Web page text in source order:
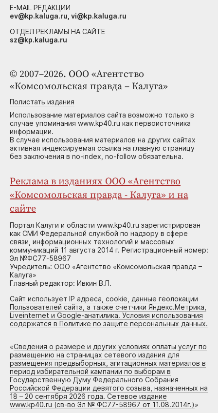
© 2007–2026. ООО «Агентство
«Комсомольская правда – Калуга»
Полистать издания
Использование материалов сайта возможно только в
случае упоминания www.kp40.ru как первоисточника
информации.
В случае использования материалов на других сайтах
активная индексируемая ссылка на главную страницу
без заключения в no-index, no-follow обязательна.
Реклама в изданиях ООО «Агентство
«Комсомольская правда - Калуга» и на
сайте
Портал Калуги и области www.kp40.ru зарегистрирован
как СМИ Федеральной службой по надзору в сфере
связи, информационных технологий и массовых
коммуникаций 11 августа 2014 г. Регистрационный номер:
Эл №ФС77-58967
Учредитель: ООО «Агентство «Комсомольская правда –
Калуга»
Главный редактор: Ивкин В.П.
Сайт использует IP адреса, cookie, данные геолокации
Пользователей сайта, а также счетчики Яндекс.Метрика,
Liveinternet и Google-анатилика. Условия использования
содержатся в Политике по защите персональных данных.
«Сведения о размере и других условиях оплаты услуг по
размещению на страницах сетевого издания для
размещения предвыборных, агитационных материалов в
период избирательной кампании по выборам в
Государственную Думу Федерального Собрания
Российской Федерации девятого созыва, назначенных на
18 – 20 сентября 2026 года. Сетевое издание
www.kp40.ru (св-во Эл № ФС77-58967 от 11.08.2014г.)»
E-MAIL РЕДАКЦИИ
ev@kp.kaluga.ru, vi@kp.kaluga.ru
ОТДЕЛ РЕКЛАМЫ НА САЙТЕ
sz@kp.kaluga.ru